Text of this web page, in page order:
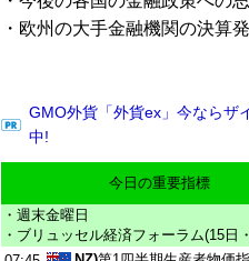
・欧州の大手金融機関の決算
GMO外貨「外貨ex」今ならザ
中!
今日の重要指標
・週末金曜日
・ブリュッセル経済フォーラム(15日